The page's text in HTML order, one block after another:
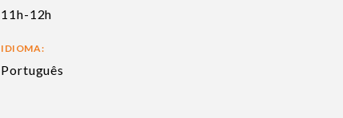
11h-12h
IDIOMA:
Português